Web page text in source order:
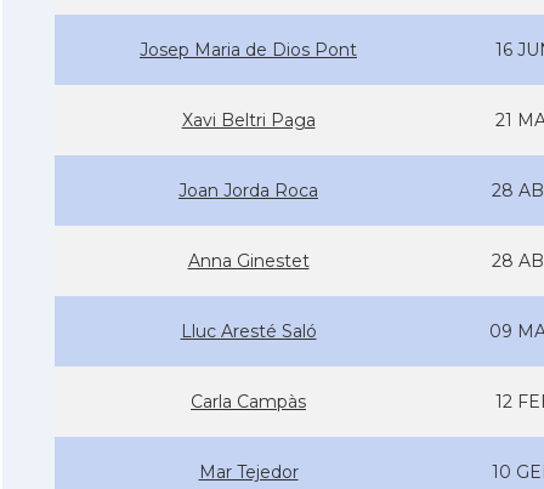
Josep Maria de Dios Pont 16
Xavi Beltri Paga 21
Joan Jorda Roca 28
Anna Ginestet 28
Lluc Aresté Saló 09
Carla Campàs 12
Mar Tejedor 10